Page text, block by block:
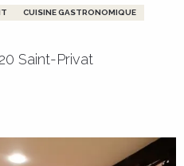
CUISINE GASTRONOMIQUE
Saint-Privat